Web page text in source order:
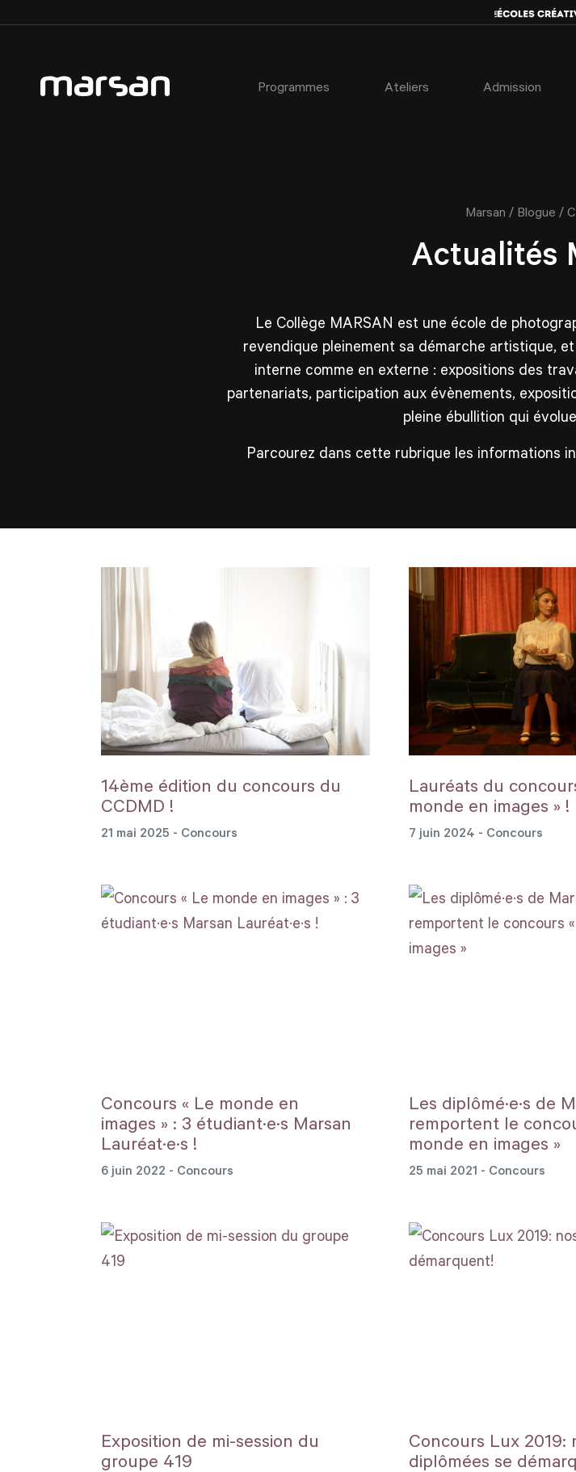
Programmes Ateliers Admission
Marsan / Blogue /
Actualités
Le Collège MARSAN est une école de
revendique pleinement sa démarche artistique,
interne comme en externe : expositions des
partenariats, participation aux évènements,
pleine ébullition qui
Parcourez dans cette rubrique les informations
14ème édition du concours du
CCDMD !
21 mai 2025 - Concours
Lauréats du
monde en images » !
7 juin 2024 - Concours
Concours « Le monde en
images » : 3 étudiant·e·s Marsan
Lauréat·e·s !
6 juin 2022 - Concours
Les diplômé·e·s de
remportent le
monde en images »
25 mai 2021 - Concours
Exposition de mi-session du
groupe 419
Concours Lux 2019:
diplômées se